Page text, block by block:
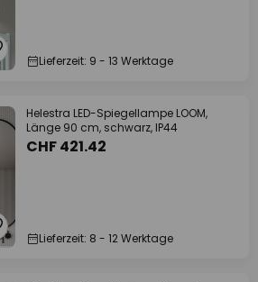
Lieferzeit: 9 - 13 Werktage
Helestra LED-Spiegellampe LOOM,
Länge 90 cm, schwarz, IP44
CHF 421.42
Lieferzeit: 8 - 12 Werktage